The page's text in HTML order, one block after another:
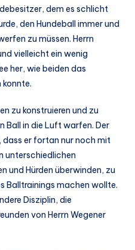
dem es schlicht
den Hundeball immer und
zu müssen. Herrn
vielleicht ein wenig
her, wie beiden das
konnte.
zu konstruieren und zu
Ball in die Luft warfen. Der
dass er fortan nur noch mit
unterschiedlichen
und Hürden überwinden, zu
Balltrainings machen wollte.
Disziplin, die
von Herrn Wegener